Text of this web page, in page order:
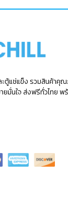
ตู้แช่แข็ง รวมสินค้าคุ
ยมั่นใจ ส่งฟรีทั่วไทย